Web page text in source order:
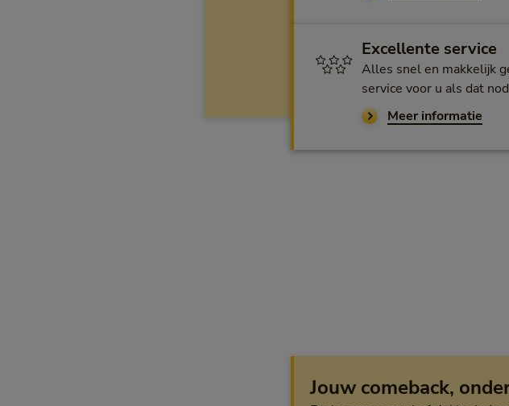
Excellente service
Alles snel en makkelijk
service voor u als dat
Meer informatie
Jouw comeback,